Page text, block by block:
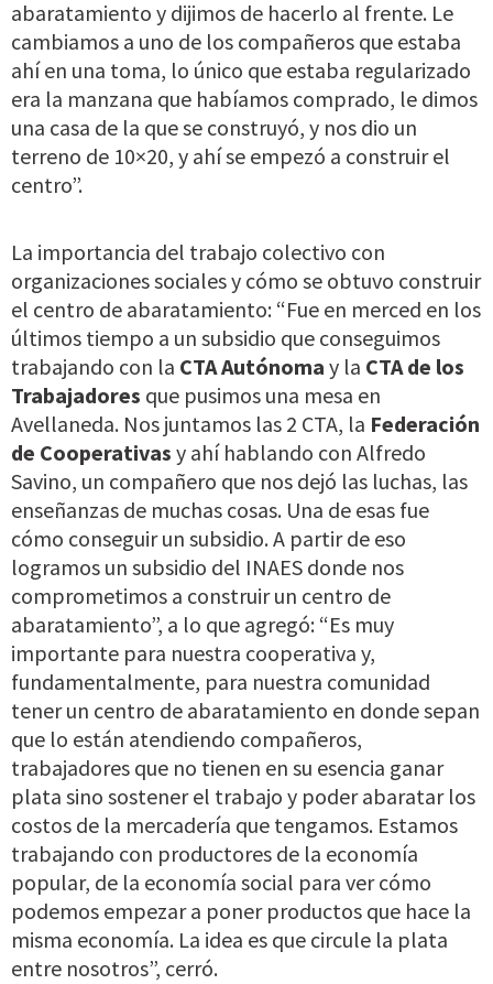
abaratamiento y dijimos de hacerlo al frente. Le
cambiamos a uno de los compañeros que estaba
ahí en una toma, lo único que estaba regularizado
era la manzana que habíamos comprado, le dimos
una casa de la que se construyó, y nos dio un
terreno de 10×20, y ahí se empezó a construir el
centro”.
La importancia del trabajo colectivo con
organizaciones sociales y cómo se obtuvo construir
el centro de abaratamiento: “Fue en merced en los
últimos tiempo a un subsidio que conseguimos
trabajando con la CTA Autónoma y la CTA de los
Trabajadores que pusimos una mesa en
Avellaneda. Nos juntamos las 2 CTA, la Federación
de Cooperativas y ahí hablando con Alfredo
Savino, un compañero que nos dejó las luchas, las
enseñanzas de muchas cosas. Una de esas fue
cómo conseguir un subsidio. A partir de eso
logramos un subsidio del INAES donde nos
comprometimos a construir un centro de
abaratamiento”, a lo que agregó: “Es muy
importante para nuestra cooperativa y,
fundamentalmente, para nuestra comunidad
tener un centro de abaratamiento en donde sepan
que lo están atendiendo compañeros,
trabajadores que no tienen en su esencia ganar
plata sino sostener el trabajo y poder abaratar los
costos de la mercadería que tengamos. Estamos
trabajando con productores de la economía
popular, de la economía social para ver cómo
podemos empezar a poner productos que hace la
misma economía. La idea es que circule la plata
entre nosotros”, cerró.